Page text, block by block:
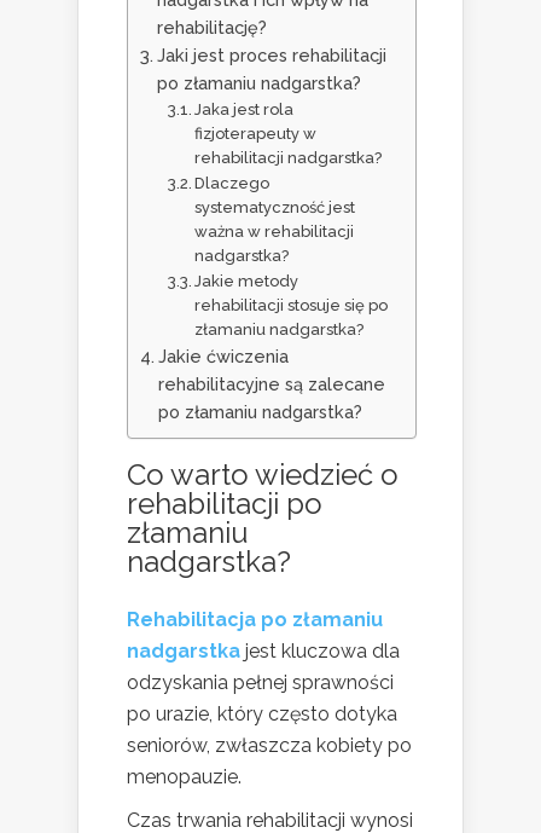
rehabilitację?
Jaki jest proces rehabilitacji
po złamaniu nadgarstka?
Jaka jest rola
fizjoterapeuty w
rehabilitacji nadgarstka?
Dlaczego
systematyczność jest
ważna w rehabilitacji
nadgarstka?
Jakie metody
rehabilitacji stosuje się po
złamaniu nadgarstka?
Jakie ćwiczenia
rehabilitacyjne są zalecane
po złamaniu nadgarstka?
Co warto wiedzieć o
rehabilitacji po
złamaniu
nadgarstka?
Rehabilitacja po złamaniu
nadgarstka jest kluczowa dla
odzyskania pełnej sprawności
po urazie, który często dotyka
seniorów, zwłaszcza kobiety po
menopauzie.
Czas trwania rehabilitacji wynosi